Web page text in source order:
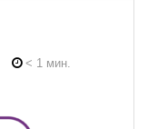
< 1 мин.